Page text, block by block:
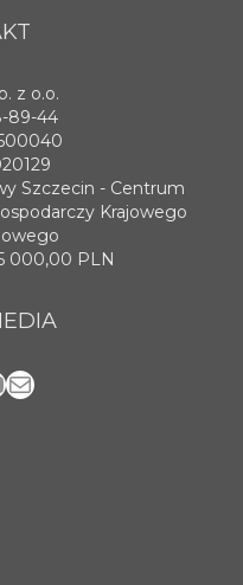
z o.o.
89-44
Szczecin - Centrum
Krajowego
000,00 PLN
Mail